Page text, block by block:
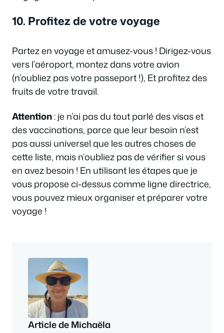
10. Profitez de votre voyage
Partez en voyage et amusez-vous ! Dirigez-vous
vers l’aéroport, montez dans votre avion
(n’oubliez pas votre passeport !), Et profitez des
fruits de votre travail.
Attention: je n’ai pas du tout parlé des visas et
des vaccinations, parce que leur besoin n’est
pas aussi universel que les autres choses de
cette liste, mais n’oubliez pas de vérifier si vous
en avez besoin ! En utilisant les étapes que je
vous propose ci-dessus comme ligne directrice,
vous pouvez mieux organiser et préparer votre
voyage !
Article de Michaëla